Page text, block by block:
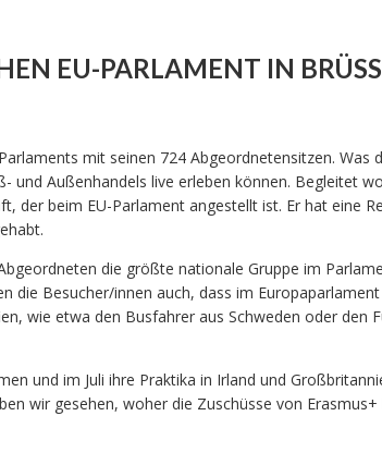
EU-PARLAMENT IN
mit seinen 724 Abgeordnetensitzen. Was
und Außenhandels live erleben können. Begleitet
der beim EU-Parlament angestellt ist. Er hat eine
die größte nationale Gruppe im
die Besucher/innen auch, dass im
wie etwa den Busfahrer aus Schweden oder den
und im Juli ihre Praktika in Irland und
wir gesehen, woher die Zuschüsse von